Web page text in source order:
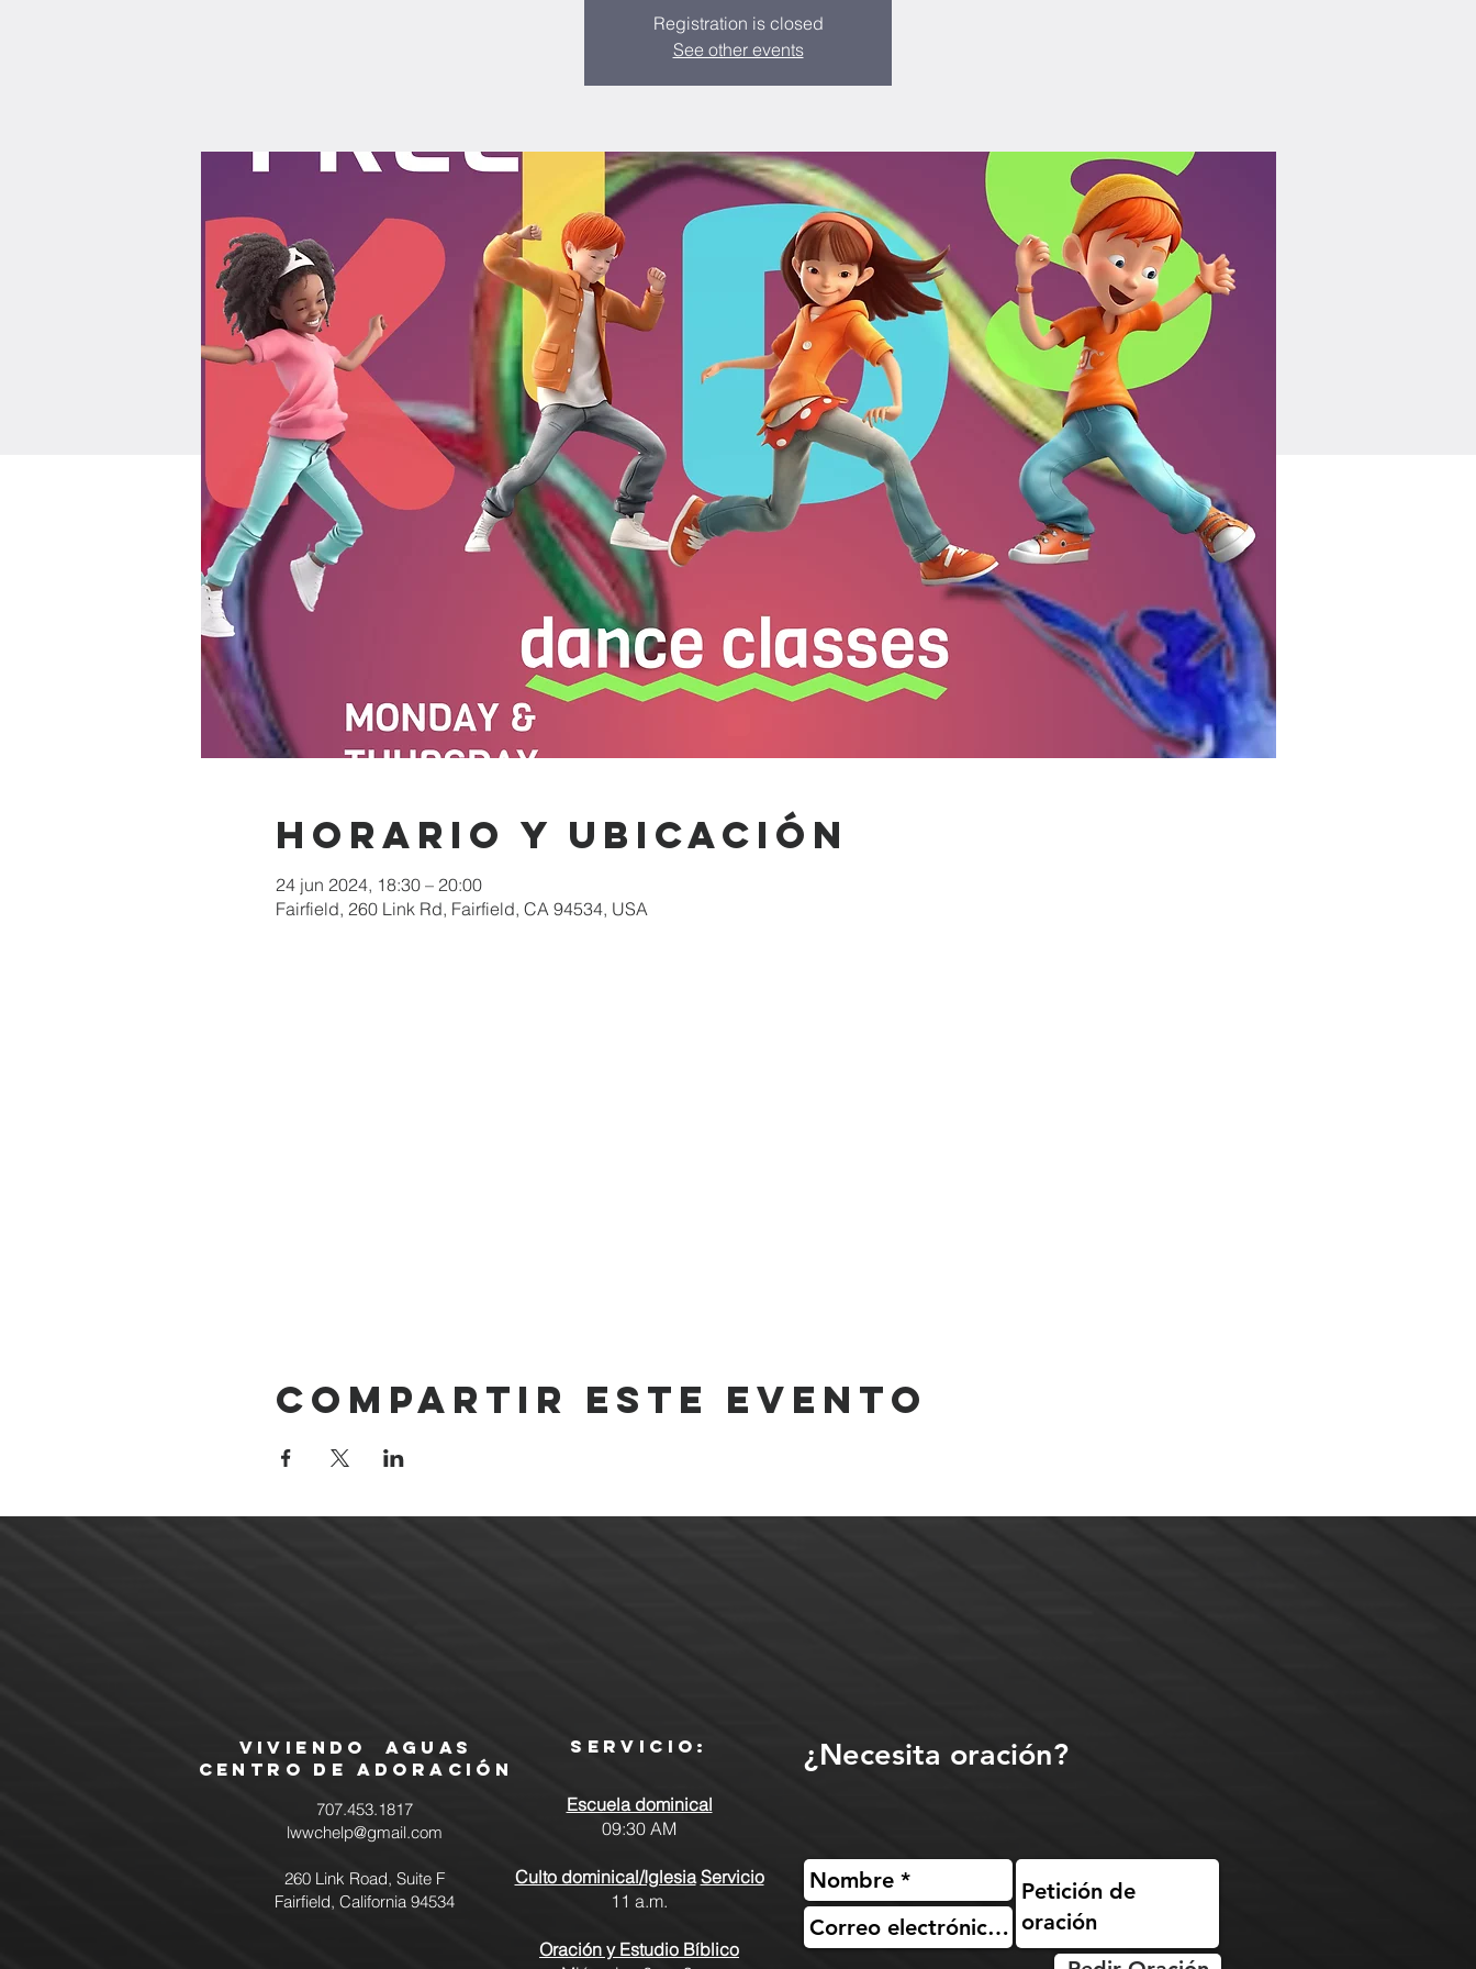
Registration is closed
See other events
Horario y ubicación
24 jun 2024, 18:30 – 20:00
Fairfield, 260 Link Rd, Fairfield, CA 94534, USA
Compartir este evento
Viviendo Aguas
Centro de Adoración
Servicio: ¿Necesita oración?
707.453.1817
lwwchelp@gmail.com
260 Link Road, Suite F
Fairfield, California 94534
Escuela dominical
09:30 AM
Culto dominical/Iglesia Servicio
11 a.m.
Oración y Estudio Bíblico